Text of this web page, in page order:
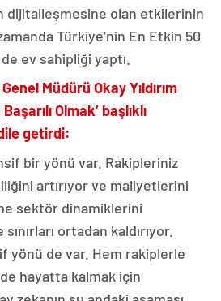
dijitalleşmesine olan etkilerinin
Türkiye’nin En Etkin 50
ev sahipliği yaptı.
Müdürü Okay Yıldırım
Olmak’ başlıklı
getirdi:
bir yönü var. Rakipleriniz
artırıyor ve maliyetlerini
sektör dinamiklerini
ortadan kaldırıyor.
yönü de var. Hem rakiplerle
hayatta kalmak için